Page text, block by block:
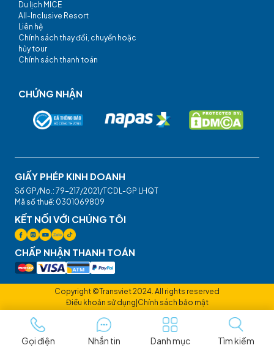
Gọi điện Nhắn tin Danh mục Tìm kiếm
Du lịch MICE
All-Inclusive Resort
Liên hệ
Chính sách thay đổi, chuyển hoặc
hủy tour
Chính sách thanh toán
CHỨNG NHẬN
GIẤY PHÉP KINH DOANH
Số GP/No.: 79-217/2021/TCDL-GP LHQT
Mã số thuế: 0301069809
KẾT NỐI VỚI CHÚNG TÔI
CHẤP NHẬN THANH TOÁN
Copyright ©Transviet 2024. All rights reserved
Điều khoản sử dụng Chính sách bảo mật